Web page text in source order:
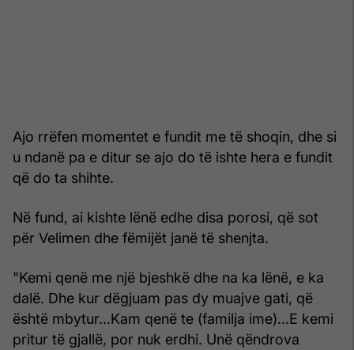
Ajo rrëfen momentet e fundit me të shoqin, dhe si
u ndanë pa e ditur se ajo do të ishte hera e fundit
që do ta shihte.
Në fund, ai kishte lënë edhe disa porosi, që sot
për Velimen dhe fëmijët janë të shenjta.
"Kemi qenë me një bjeshkë dhe na ka lënë, e ka
dalë. Dhe kur dëgjuam pas dy muajve gati, që
është mbytur...Kam qenë te (familja ime)...E kemi
pritur të gjallë, por nuk erdhi. Unë qëndrova